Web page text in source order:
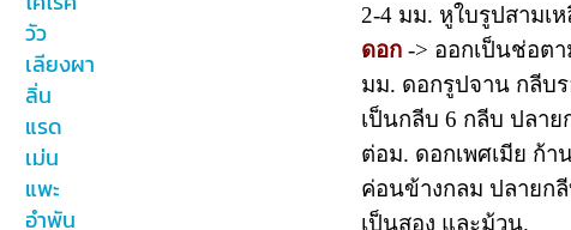
วัว
เลียงผา
ลิ่น
แรด
เม่น
แพะ
อำพัน
2-4 มม. หูใบรูปสามเ
ดอก -> ออกเป็นช่อต
มม. ดอกรูปจาน กลีบ
เป็นกลีบ 6 กลีบ ปลา
ต่อม. ดอกเพศเมีย ก้า
ค่อนข้างกลม ปลายก
เป็นสอง และม้วน.